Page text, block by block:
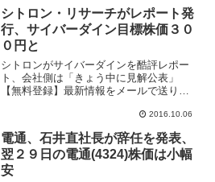
シトロン・リサーチがレポート発
行、サイバーダイン目標株価３０
０円と
シトロンがサイバーダインを酷評レポー
ト、会社側は「きょう中に見解公表」
【無料登録】最新情報をメールで送りま
後に買いが優勢となり、小幅ながら４日
続伸。ただ、寄り付き直後に長い下ヒゲ
を示現する場面があっ...
2016.10.06
電通、石井直社長が辞任を発表、
翌２９日の電通(4324)株価は小幅
安